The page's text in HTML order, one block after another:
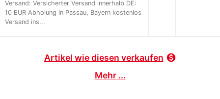
Versand: Versicherter Versand innerhalb DE:
10 EUR Abholung in Passau, Bayern kostenlos
Versand ins...
Artikel wie diesen verkaufen monetization_on
Mehr ...